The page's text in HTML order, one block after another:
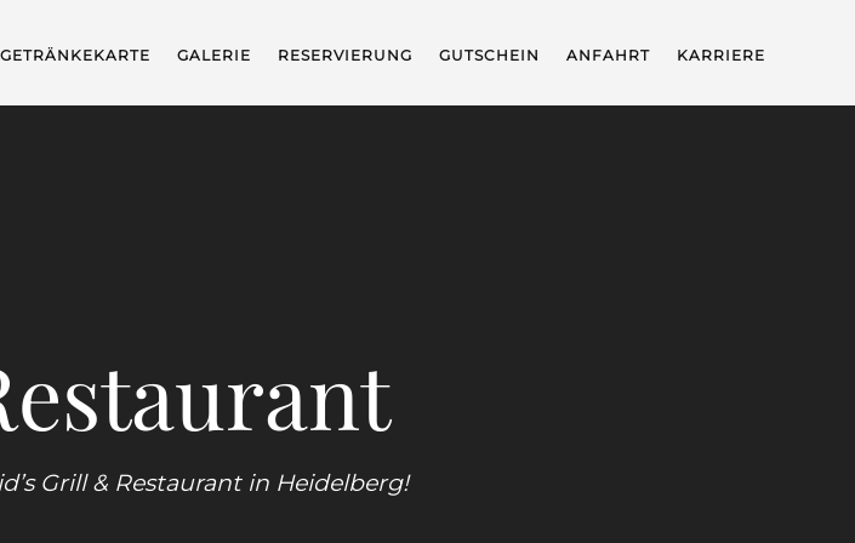
GETRÄNKEKARTE GALERIE RESERVIERUNG GUTSCHEIN ANFAHRT KARRIERE
Grill & Restaurant in Heidelberg!